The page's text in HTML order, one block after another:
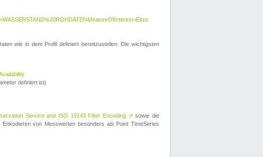
wie in dem Profil definiert bereitzustellen. Die wichtigsten
definiert ist)
Service and ISO 19143 Filter Encoding ↗ sowie die
Enkodieren von Messwerten besonders als Point TimeSeries